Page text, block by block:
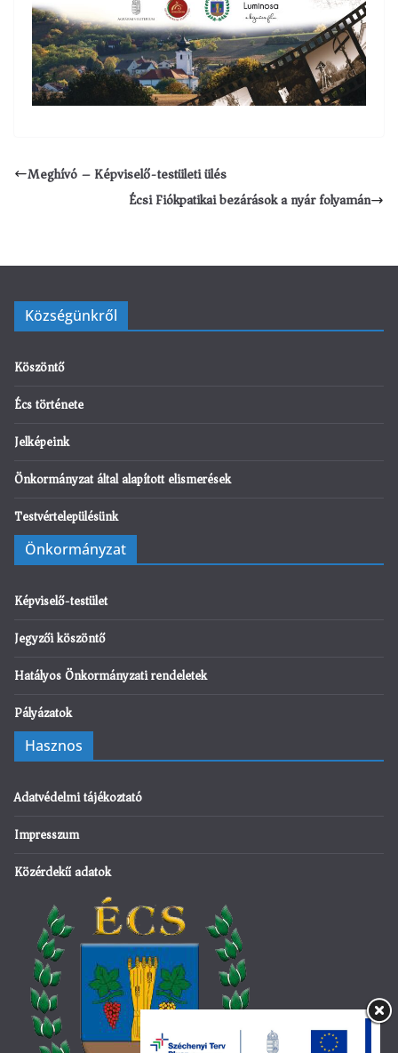
Meghívó – Képviselő-testületi ülés
Écsi Fiókpatikai bezárások a nyár folyamán
Községünkről
Köszöntő
Écs története
Jelképeink
Önkormányzat által alapított elismerések
Testvértelepülésünk
Önkormányzat
Képviselő-testület
Jegyzői köszöntő
Hatályos Önkormányzati rendeletek
Pályázatok
Hasznos
Adatvédelmi tájékoztató
Impresszum
Közérdekű adatok